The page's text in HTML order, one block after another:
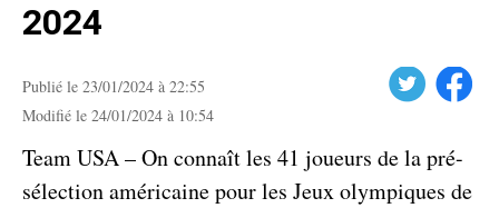
2024
Publié le 23/01/2024 à 22:55
Modifié le 24/01/2024 à 10:54
Facebook
Team USA – On connaît les 41 joueurs de la pré-
sélection américaine pour les Jeux olympiques de